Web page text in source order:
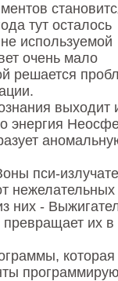
тут осталось
используемой
очень мало
решается
выходит
энергия
пси-
нежелательных
них -
их в
которая